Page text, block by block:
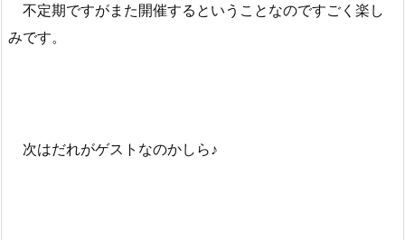
不定期ですがまた開催するということなのですごく楽し
みです。
次はだれがゲストなのかしら♪